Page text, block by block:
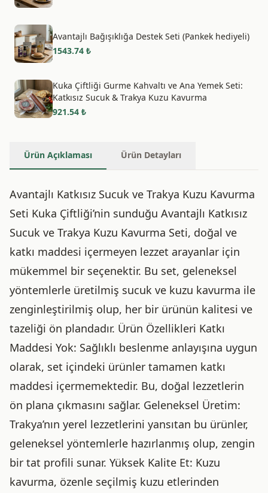
Avantajlı Bağışıklığa Destek Seti (Pankek hediyeli)
1543.74 ₺
Kuka Çiftliği Gurme Kahvaltı ve Ana Yemek Seti:
Katkısız Sucuk & Trakya Kuzu Kavurma
921.54 ₺
Ürün Açıklaması Ürün Detayları
Avantajlı Katkısız Sucuk ve Trakya Kuzu Kavurma
Seti Kuka Çiftliği’nin sunduğu Avantajlı Katkısız
Sucuk ve Trakya Kuzu Kavurma Seti, doğal ve
katkı maddesi içermeyen lezzet arayanlar için
mükemmel bir seçenektir. Bu set, geleneksel
yöntemlerle üretilmiş sucuk ve kuzu kavurma ile
zenginleştirilmiş olup, her bir ürünün kalitesi ve
tazeliği ön plandadır. Ürün Özellikleri Katkı
Maddesi Yok: Sağlıklı beslenme anlayışına uygun
olarak, set içindeki ürünler tamamen katkı
maddesi içermemektedir. Bu, doğal lezzetlerin
ön plana çıkmasını sağlar. Geleneksel Üretim:
Trakya’nın yerel lezzetlerini yansıtan bu ürünler,
geleneksel yöntemlerle hazırlanmış olup, zengin
bir tat profili sunar. Yüksek Kalite Et: Kuzu
kavurma, özenle seçilmiş kuzu etlerinden